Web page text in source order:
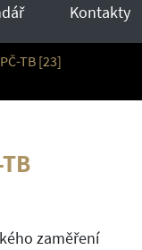
Kontakty
TB [23]
zaměření